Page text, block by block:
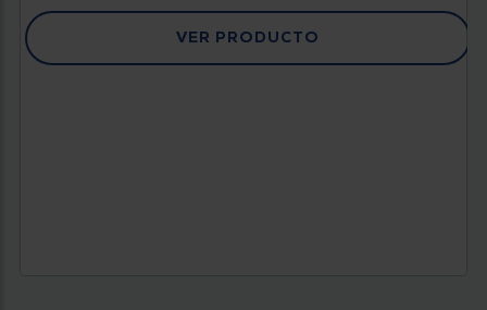
VER PRODUCTO